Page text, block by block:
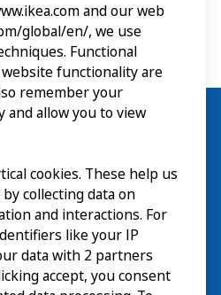
and our web
global/en/, we use
Functional
functionality are
remember your
and allow you to view
cookies. These help us
collecting data on
and interactions. For
like your IP
data with 2 partners
accept, you consent